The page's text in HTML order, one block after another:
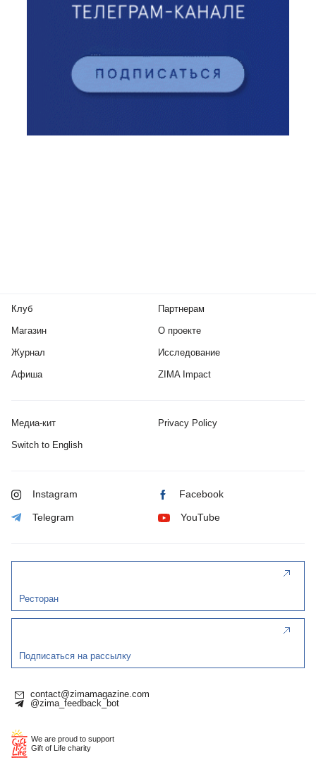
Клуб
Магазин
Журнал
Афиша
Партнерам
О проекте
Исследование
ZIMA Impact
Медиа-кит Privacy Policy
Switch to English
Instagram Facebook
Telegram YouTube
Ресторан
Подписаться на рассылку
contact@zimamagazine.com
@zima_feedback_bot
We are proud to support
Gift of Life charity